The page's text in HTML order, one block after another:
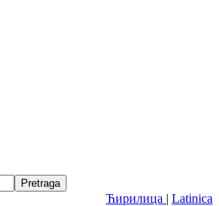
Ћирилица | Latinica